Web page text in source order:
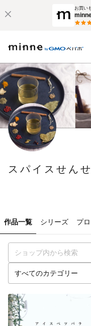
お買い
スパイスせん
作品一覧 シリーズ プ